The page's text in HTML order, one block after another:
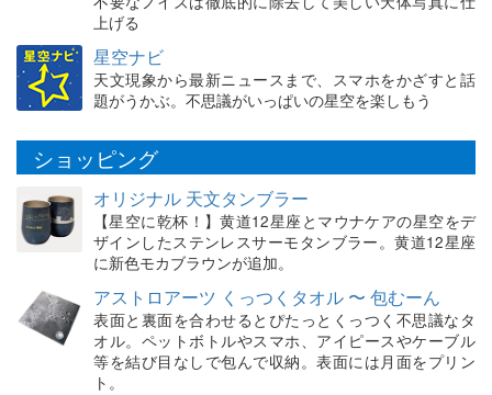
上げる
星空ナビ
天文現象から最新ニュースまで、スマホをかざすと話
題がうかぶ。不思議がいっぱいの星空を楽しもう
ショッピング
オリジナル 天文タンブラー
【星空に乾杯！】黄道12星座とマウナケアの星空をデ
ザインしたステンレスサーモタンブラー。黄道12星座
に新色モカブラウンが追加。
アストロアーツ くっつくタオル 〜 包むーん
表面と裏面を合わせるとぴたっとくっつく不思議なタ
オル。ペットボトルやスマホ、アイピースやケーブル
等を結び目なしで包んで収納。表面には月面をプリン
ト。